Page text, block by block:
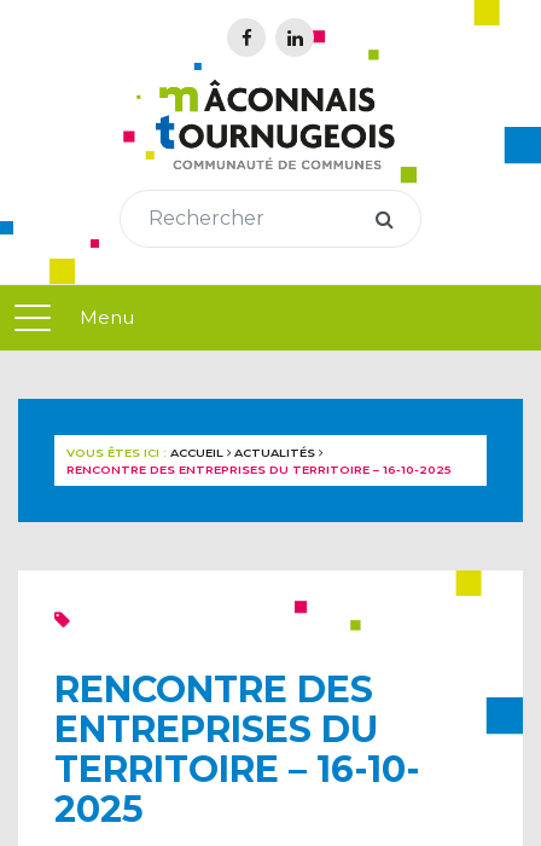
Menu
VOUS ÊTES ICI : ACCUEIL
ACTUALITÉS
RENCONTRE DES ENTREPRISES DU TERRITOIRE – 16-10-2025
RENCONTRE DES
ENTREPRISES DU
TERRITOIRE – 16-10-
2025